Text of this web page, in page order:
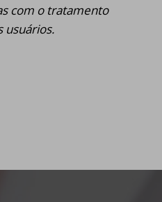
com o tratamento
usuários.